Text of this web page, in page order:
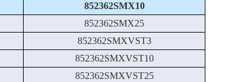
852362SMX10
852362SMX25
852362SMXVST3
852362SMXVST10
852362SMXVST25